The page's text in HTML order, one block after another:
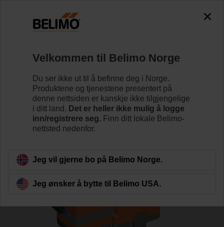
H6015X2P5-S2+LV24A-TPC
Lær mer
Tilbake til produktkategori
Velkommen til Belimo Norge
Du ser ikke ut til å befinne deg i Norge.
Produktene og tjenestene presentert på
denne nettsiden er kanskje ikke tilgjengelige
i ditt land. Det er heller ikke mulig å logge
inn/registrere seg. Finn ditt lokale Belimo-
nettsted nedenfor.
Jeg vil gjerne bo på Belimo Norge.
Jeg ønsker å bytte til Belimo USA.